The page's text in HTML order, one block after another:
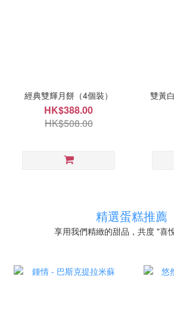
經典雙輝月餅（4個裝）
HK$388.00
HK$508.00
雙黃
精選蛋糕推薦
享用我們精緻的甜品，共度 "喜